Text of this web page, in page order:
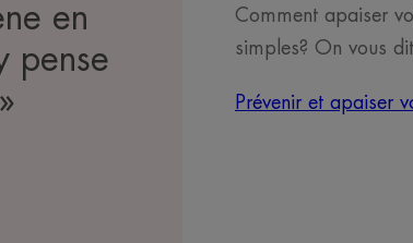
en
pense
Comment apaiser
simples? On vous
Prévenir et apaiser